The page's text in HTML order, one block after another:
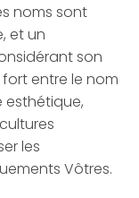
noms sont
et un
son
fort entre le nom
esthétique,
les
Vôtres.